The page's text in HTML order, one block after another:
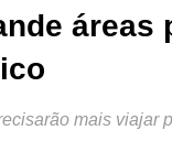
mais